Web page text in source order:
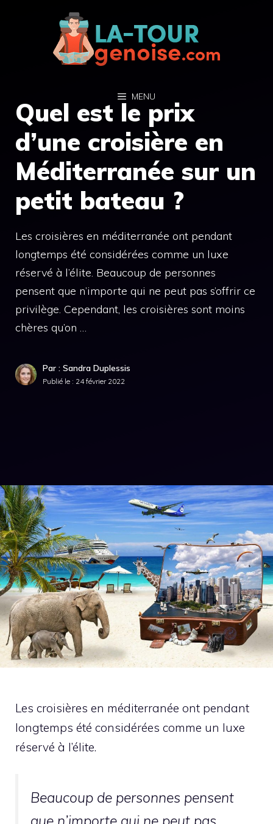
MENU
Quel est le prix
d’une croisière en
Méditerranée sur un
petit bateau ?
Les croisières en méditerranée ont pendant
longtemps été considérées comme un luxe
réservé à l’élite. Beaucoup de personnes
pensent que n’importe qui ne peut pas s’offrir ce
privilège. Cependant, les croisières sont moins
chères qu’on …
Par : Sandra Duplessis
Publié le : 24 février 2022
Les croisières en méditerranée ont pendant
longtemps été considérées comme un luxe
réservé à l’élite.
Beaucoup de personnes pensent